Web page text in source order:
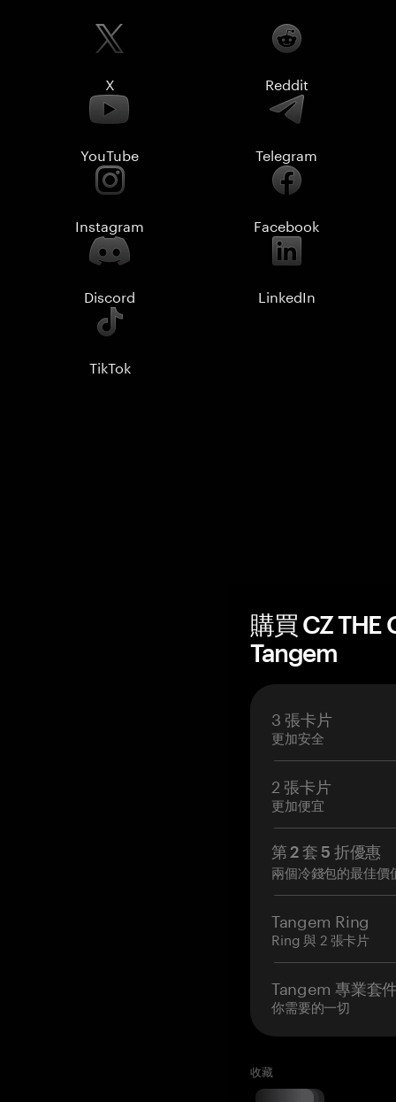
X Reddit
YouTube Telegram
Instagram Facebook
Discord LinkedIn
TikTok
購買 CZ THE
Tangem
3 張卡片
更加安全
2 張卡片
更加便宜
第 2 套 5 折優惠
兩個冷錢包的最佳價
Tangem Ring
Ring 與 2 張卡片
Tangem 專業套
你需要的一切
收藏